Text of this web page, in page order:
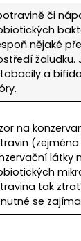
či
nějaké
žaludku.
a
na
(zejména
látky
tak
se